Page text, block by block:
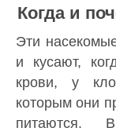
Когда и
Эти
и кусают,
крови, у
которым они
питаются.